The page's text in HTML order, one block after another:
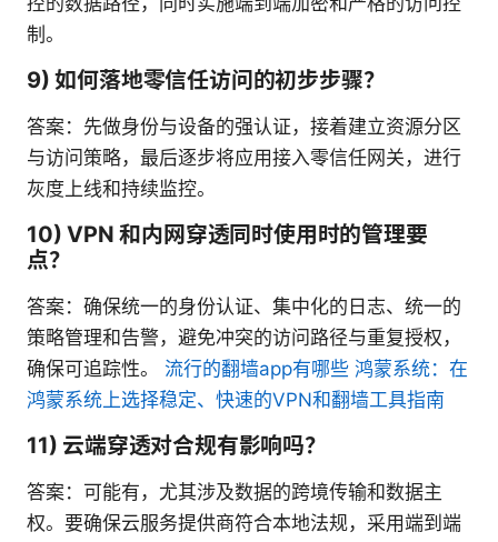
制。
9) 如何落地零信任访问的初步步骤？
答案：先做身份与设备的强认证，接着建立资源分区
与访问策略，最后逐步将应用接入零信任网关，进行
灰度上线和持续监控。
10) VPN 和内网穿透同时使用时的管理要
点？
答案：确保统一的身份认证、集中化的日志、统一的
策略管理和告警，避免冲突的访问路径与重复授权，
确保可追踪性。 流行的翻墙app有哪些 鸿蒙系统：在
鸿蒙系统上选择稳定、快速的VPN和翻墙工具指南
11) 云端穿透对合规有影响吗？
答案：可能有，尤其涉及数据的跨境传输和数据主
权。要确保云服务提供商符合本地法规，采用端到端